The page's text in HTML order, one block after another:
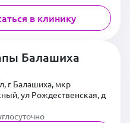
в клинику
Балашиха
г Балашиха, мкр
ул Рождественская, д